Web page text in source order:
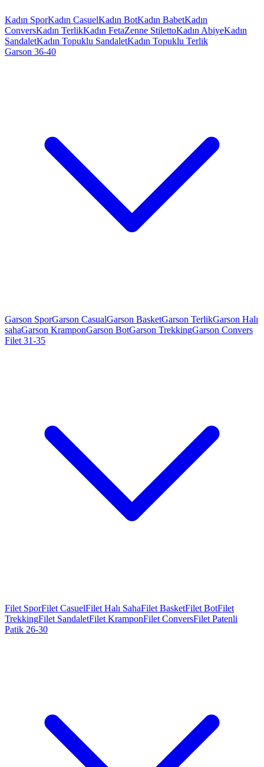
Kadın SporKadın CasuelKadın BotKadın BabetKadın
ConversKadın TerlikKadın FetaZenne StilettoKadın AbiyeKadın
SandaletKadın Topuklu SandaletKadın Topuklu Terlik
Garson 36-40
Garson SporGarson CasualGarson BasketGarson TerlikGarson Halı
sahaGarson KramponGarson BotGarson TrekkingGarson Convers
Filet 31-35
Filet SporFilet CasuelFilet Halı SahaFilet BasketFilet BotFilet
TrekkingFilet SandaletFilet KramponFilet ConversFilet Patenli
Patik 26-30